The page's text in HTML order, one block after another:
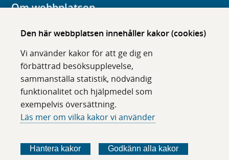
Den här webbplatsen innehåller kakor (cookies)
Vi använder kakor för att ge dig en
förbättrad besöksupplevelse,
sammanställa statistik, nödvändig
funktionalitet och hjälpmedel som
exempelvis översättning.
Läs mer om vilka kakor vi använder
Hantera kakor Godkänn alla kakor
Om webbplatsen
Om karolinska.se
Tillgänglighet
Om cookies
Följ oss i sociala medier
ö
l
ö
l
ö
l